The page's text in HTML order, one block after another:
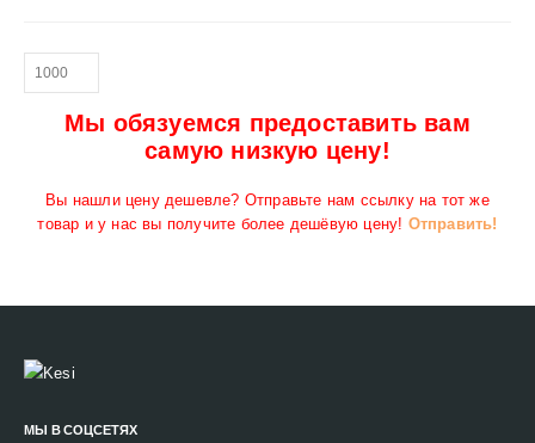
Мы обязуемся предоставить вам
самую низкую цену!
Вы нашли цену дешевле? Отправьте нам ссылку на тот же
товар и у нас вы получите более дешёвую цену! Отправить!
МЫ В СОЦСЕТЯХ